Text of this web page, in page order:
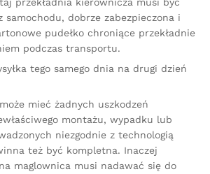
przekładnia kierownicza musi być
samochodu, dobrze zabezpieczona i
pudełko chroniące przekładnie
podczas transportu.
tego samego dnia na drugi dzień
mieć żadnych uszkodzeń
montażu, wypadku lub
niezgodnie z technologią
też być kompletna. Inaczej
maglownica musi nadawać się do